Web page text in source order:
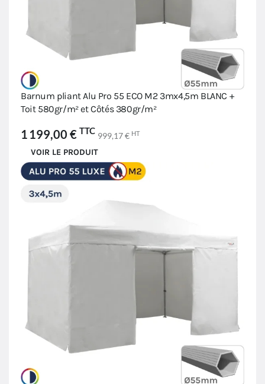
Barnum pliant Alu Pro 55 ECO M2 3mx4,5m BLANC +
Toit 580gr/m² et Côtés 380gr/m²
1 199,00 € TTC 999,17 € HT
VOIR LE PRODUIT